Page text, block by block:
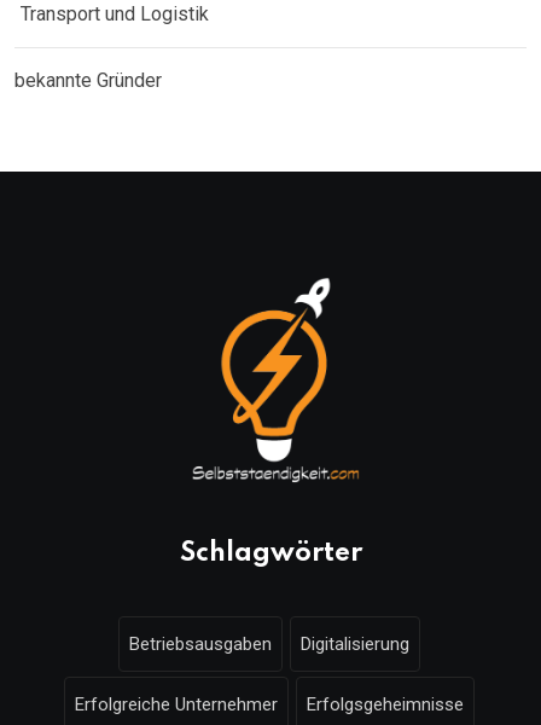
Transport und Logistik
bekannte Gründer
Schlagwörter
Betriebsausgaben Digitalisierung
Erfolgreiche Unternehmer Erfolgsgeheimnisse